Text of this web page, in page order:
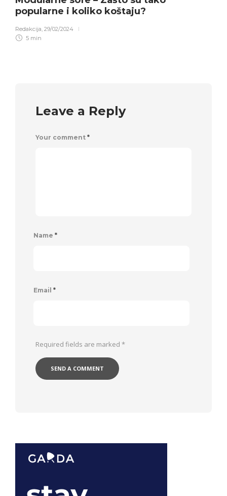
popularne i koliko koštaju?
Redakcija 29/02/2024
5 min
Leave a Reply
Your comment *
Name *
Email *
Required fields are marked *